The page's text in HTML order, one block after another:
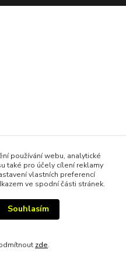
používání webu, analytické
také pro účely cílení reklamy
vlastních preferencí
ve spodní části stránek.
Souhlasím
zde.